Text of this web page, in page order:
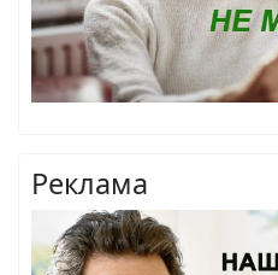
Реклама